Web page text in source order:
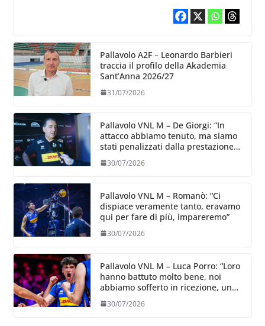
Pallavolo A2F – Leonardo Barbieri
traccia il profilo della Akademia
Sant’Anna 2026/27
31/07/2026
Pallavolo VNL M – De Giorgi: “In
attacco abbiamo tenuto, ma siamo
stati penalizzati dalla prestazione
in ricezione, è la prima volta”
30/07/2026
Pallavolo VNL M – Romanò: “Ci
dispiace veramente tanto, eravamo
qui per fare di più, impareremo”
30/07/2026
Pallavolo VNL M – Luca Porro: “Loro
hanno battuto molto bene, noi
abbiamo sofferto in ricezione, uno
spunto su cui lavorare e migliorare”
30/07/2026